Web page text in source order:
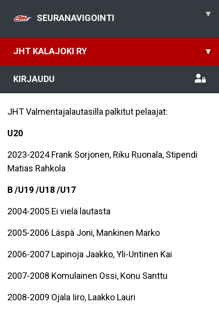
SEURANAVIGOINTI ▾
JHT KALAJOKI RY ▾
KIRJAUDU
JHT Valmentajalautasilla palkitut pelaajat:
U20
2023-2024 Frank Sorjonen, Riku Ruonala, Stipendi
Matias Rahkola
B /U19 /U18 /U17
2004-2005 Ei vielä lautasta
2005-2006 Läspä Joni, Mankinen Marko
2006-2007 Lapinoja Jaakko, Yli-Untinen Kai
2007-2008 Komulainen Ossi, Konu Santtu
2008-2009 Ojala Iiro, Laakko Lauri